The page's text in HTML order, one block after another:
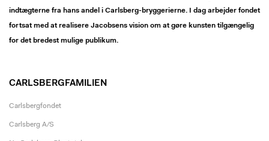
indtægterne fra hans andel i Carlsberg-bryggerierne. I dag arbejder fondet
fortsat med at realisere Jacobsens vision om at gøre kunsten tilgængelig
for det bredest mulige publikum.
CARLSBERGFAMILIEN
Carlsbergfondet
Carlsberg A/S